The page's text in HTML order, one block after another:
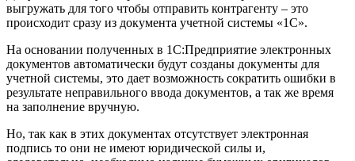
выгружать для того чтобы отправить контрагенту – это
происходит сразу из документа учетной системы «1С».
На основании полученных в 1С:Предприятие электронных
документов автоматически будут созданы документы для
учетной системы, это дает возможность сократить ошибки в
результате неправильного ввода документов, а так же время
на заполнение вручную.
Но, так как в этих документах отсутствует электронная
подпись то они не имеют юридической силы и,